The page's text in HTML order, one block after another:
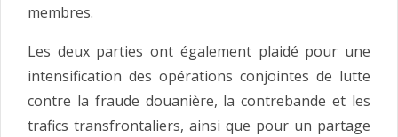
membres.
Les deux parties ont également plaidé pour une
intensification des opérations conjointes de lutte
contre la fraude douanière, la contrebande et les
trafics transfrontaliers, ainsi que pour un partage